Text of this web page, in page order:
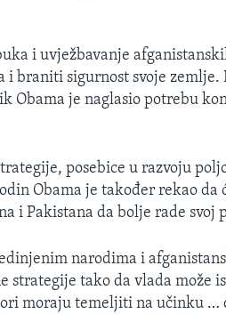
i uvježbavanje
braniti sigurnost svoje zemlje.
Obama je naglasio potrebu
posebice u razvoju
Obama je također rekao da
i Pakistana da bolje rade svoj
narodima i
strategije tako da vlada može
moraju temeljiti na učinku …